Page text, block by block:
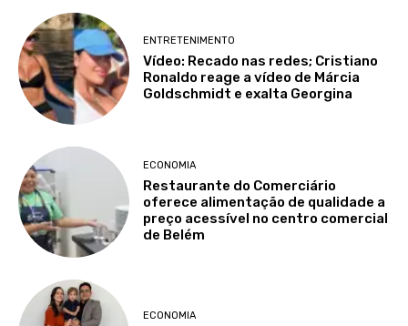
ENTRETENIMENTO
Vídeo: Recado nas redes; Cristiano
Ronaldo reage a vídeo de Márcia
Goldschmidt e exalta Georgina
ECONOMIA
Restaurante do Comerciário
oferece alimentação de qualidade a
preço acessível no centro comercial
de Belém
ECONOMIA